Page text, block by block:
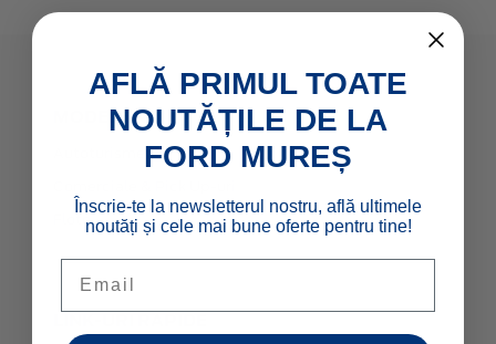
MODELE NOI
Flote
LINK-URI RAPIDE
AFLĂ PRIMUL TOATE
NOUTĂȚILE DE LA
FORD MUREȘ
Înscrie-te la newsletterul nostru, află ultimele
noutăți și cele mai bune oferte pentru tine!